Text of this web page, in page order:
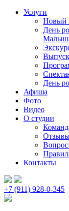
Услуги
Новый
День
День
Афиша
Фото
Видео
О студии
Контакты
+7 (911) 928-0-345